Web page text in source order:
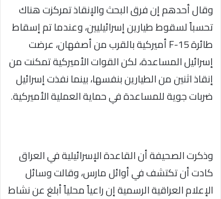
وقال أحدهم إن فرق البحث والإنقاذ تمركزت هناك
تحسباً لسقوط طيارين إسرائيليين، وعندما تم إسقاط
طائرة F-15 أميركية بالقرب من أصفهان، عرضت
إسرائيل المساعدة، لكن القوات الأميركية تمكنت من
إنقاذ اثنين من الطيارين بنفسها، بينما نفذت إسرائيل
ضربات جوية للمساعدة في حماية العملية الأميركية.
وذكرت الصحيفة أن القاعدة الإسرائيلية في العراق
كادت أن تكتشف في أوائل مارس، وقالت وسائل
الإعلام العراقية الرسمية إن راعياً محلياً أبلغ عن نشاط